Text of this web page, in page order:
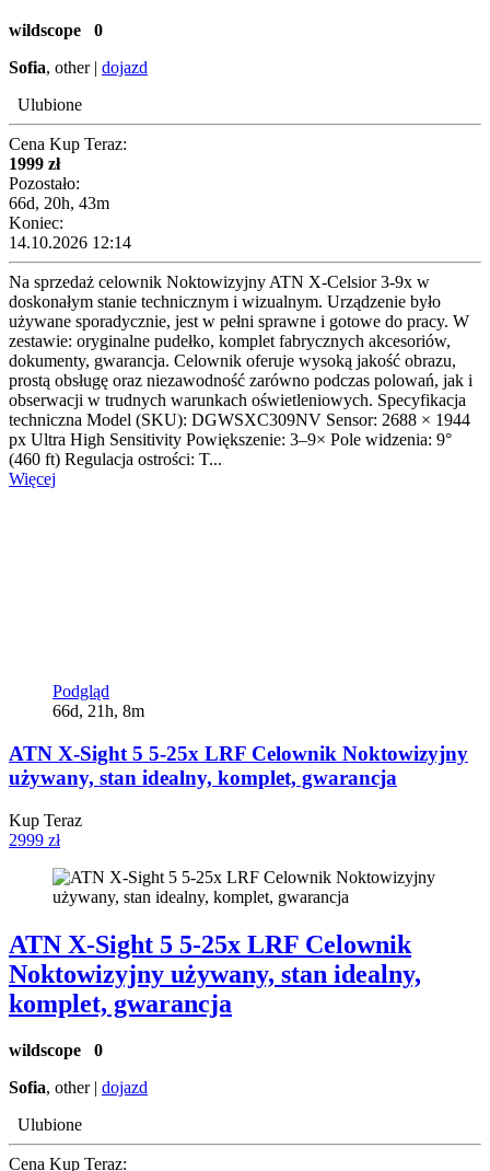
wildscope 0
Sofia, other | dojazd
Ulubione
Cena Kup Teraz:
1999 zł
Pozostało:
66d, 20h, 43m
Koniec:
14.10.2026 12:14
Na sprzedaż celownik Noktowizyjny ATN X-Celsior 3-9x w
doskonałym stanie technicznym i wizualnym. Urządzenie było
używane sporadycznie, jest w pełni sprawne i gotowe do pracy. W
zestawie: oryginalne pudełko, komplet fabrycznych akcesoriów,
dokumenty, gwarancja. Celownik oferuje wysoką jakość obrazu,
prostą obsługę oraz niezawodność zarówno podczas polowań, jak i
obserwacji w trudnych warunkach oświetleniowych. Specyfikacja
techniczna Model (SKU): DGWSXC309NV Sensor: 2688 × 1944
px Ultra High Sensitivity Powiększenie: 3–9× Pole widzenia: 9°
(460 ft) Regulacja ostrości: T...
Więcej
Podgląd
66d, 21h, 8m
ATN X-Sight 5 5-25x LRF Celownik Noktowizyjny
używany, stan idealny, komplet, gwarancja
Kup Teraz
2999 zł
ATN X-Sight 5 5-25x LRF Celownik
Noktowizyjny używany, stan idealny,
komplet, gwarancja
wildscope 0
Sofia, other | dojazd
Ulubione
Cena Kup Teraz: